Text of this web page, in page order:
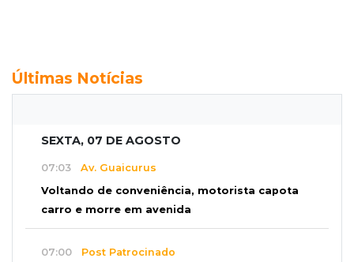
Últimas Notícias
SEXTA, 07 DE AGOSTO
07:03 Av. Guaicurus
Voltando de conveniência, motorista capota
carro e morre em avenida
07:00 Post Patrocinado